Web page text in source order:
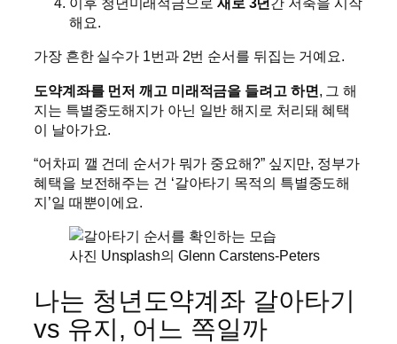
해요.
가장 흔한 실수가 1번과 2번 순서를 뒤집는 거예요.
도약계좌를 먼저 깨고 미래적금을 들려고 하면, 그 해
지는 특별중도해지가 아닌 일반 해지로 처리돼 혜택
이 날아가요.
“어차피 깰 건데 순서가 뭐가 중요해?” 싶지만, 정부가
혜택을 보전해주는 건 ‘갈아타기 목적의 특별중도해
지’일 때뿐이에요.
사진 Unsplash의 Glenn Carstens-Peters
나는 청년도약계좌 갈아타기
vs 유지, 어느 쪽일까